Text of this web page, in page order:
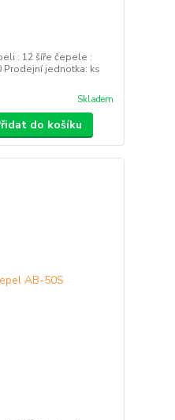
: 12 šíře čepele :
Prodejní jednotka: ks
Skladem
do košíku